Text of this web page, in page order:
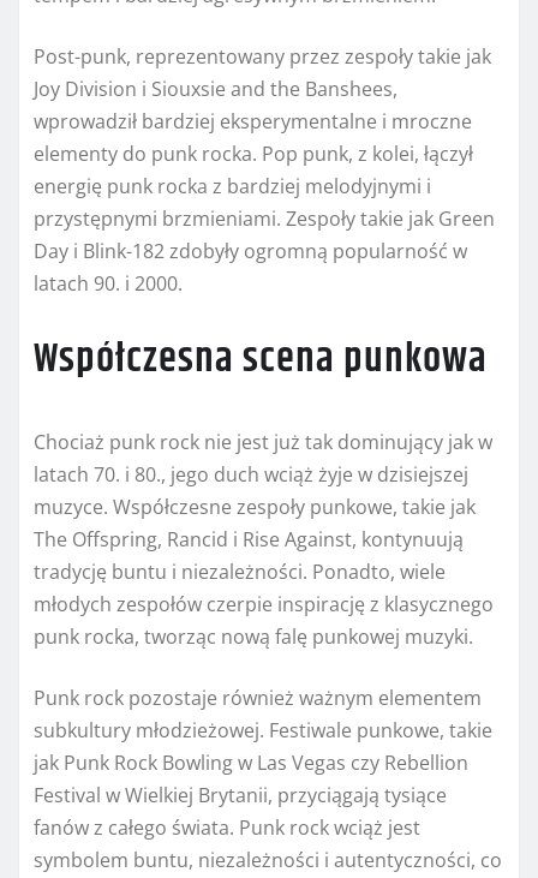
Post-punk, reprezentowany przez zespoły takie jak
Joy Division i Siouxsie and the Banshees,
wprowadził bardziej eksperymentalne i mroczne
elementy do punk rocka. Pop punk, z kolei, łączył
energię punk rocka z bardziej melodyjnymi i
przystępnymi brzmieniami. Zespoły takie jak Green
Day i Blink-182 zdobyły ogromną popularność w
latach 90. i 2000.
Współczesna scena punkowa
Chociaż punk rock nie jest już tak dominujący jak w
latach 70. i 80., jego duch wciąż żyje w dzisiejszej
muzyce. Współczesne zespoły punkowe, takie jak
The Offspring, Rancid i Rise Against, kontynuują
tradycję buntu i niezależności. Ponadto, wiele
młodych zespołów czerpie inspirację z klasycznego
punk rocka, tworząc nową falę punkowej muzyki.
Punk rock pozostaje również ważnym elementem
subkultury młodzieżowej. Festiwale punkowe, takie
jak Punk Rock Bowling w Las Vegas czy Rebellion
Festival w Wielkiej Brytanii, przyciągają tysiące
fanów z całego świata. Punk rock wciąż jest
symbolem buntu, niezależności i autentyczności, co